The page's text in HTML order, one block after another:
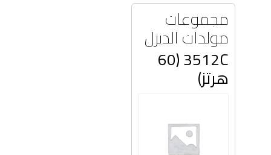
مجموعات
مولدات الديزل
3512C (60
هرتز)